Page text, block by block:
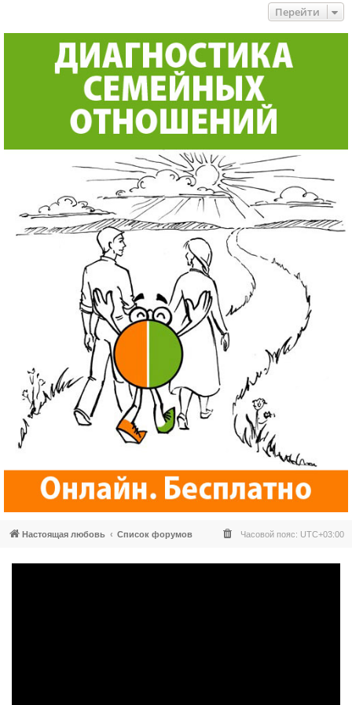
Перейти
Настоящая любовь Список форумов Часовой пояс: UTC+03:00